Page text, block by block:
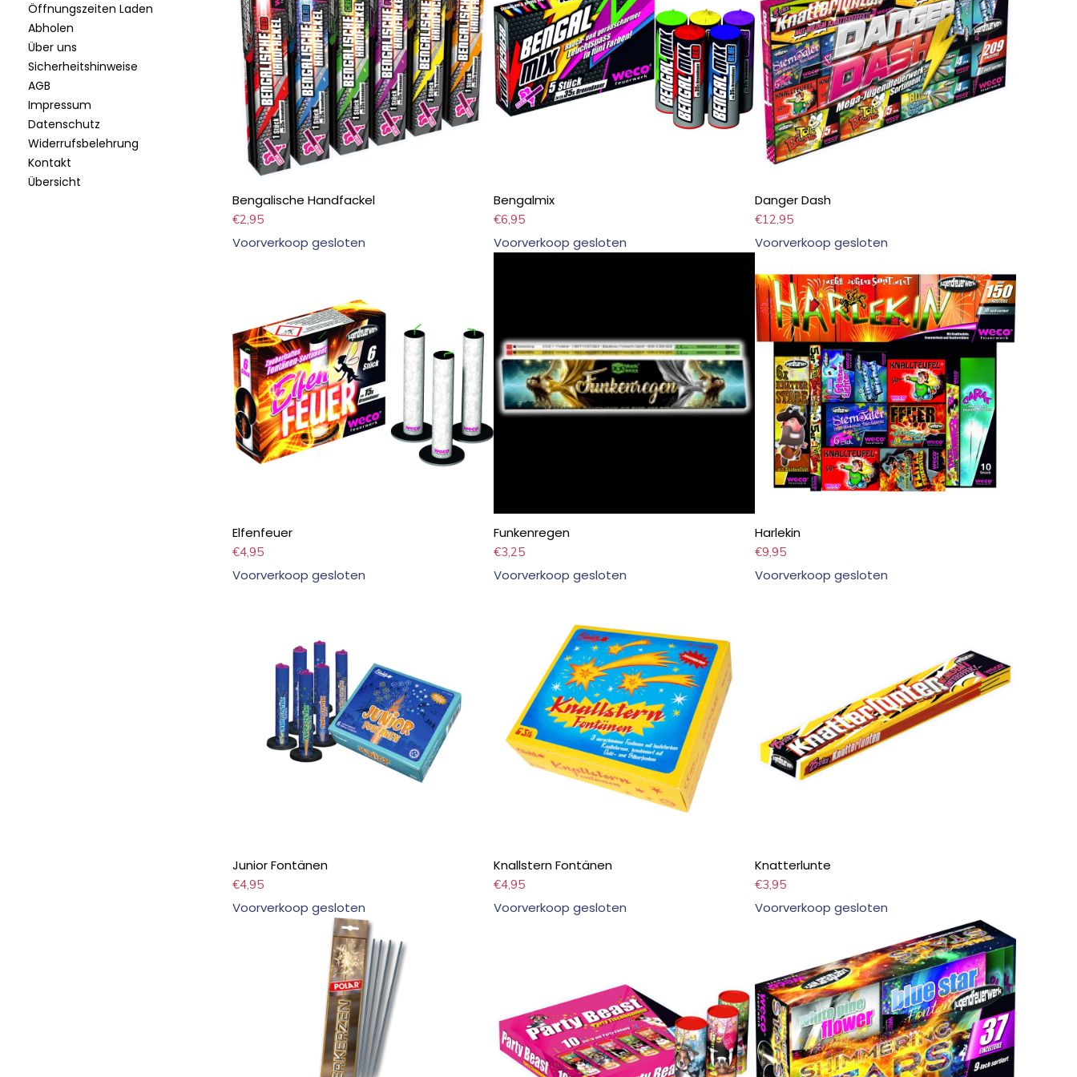
Öffnungszeiten Laden
Abholen
Über uns
Sicherheitshinweise
AGB
Impressum
Datenschutz
Widerrufsbelehrung
Kontakt
Übersicht
Bengalische Handfackel
€2,95
Voorverkoop gesloten
Bengalmix
€6,95
Voorverkoop gesloten
Danger Dash
€12,95
Voorverkoop gesloten
Elfenfeuer
€4,95
Voorverkoop gesloten
Funkenregen
€3,25
Voorverkoop gesloten
Harlekin
€9,95
Voorverkoop gesloten
Junior Fontänen
€4,95
Voorverkoop gesloten
Knallstern Fontänen
€4,95
Voorverkoop gesloten
Knatterlunte
€3,95
Voorverkoop gesloten